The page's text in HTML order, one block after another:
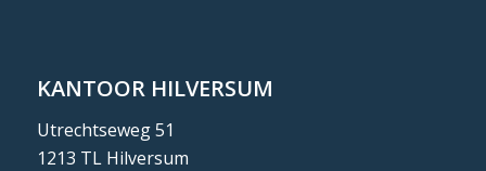
KANTOOR HILVERSUM
Utrechtseweg 51
1213 TL Hilversum